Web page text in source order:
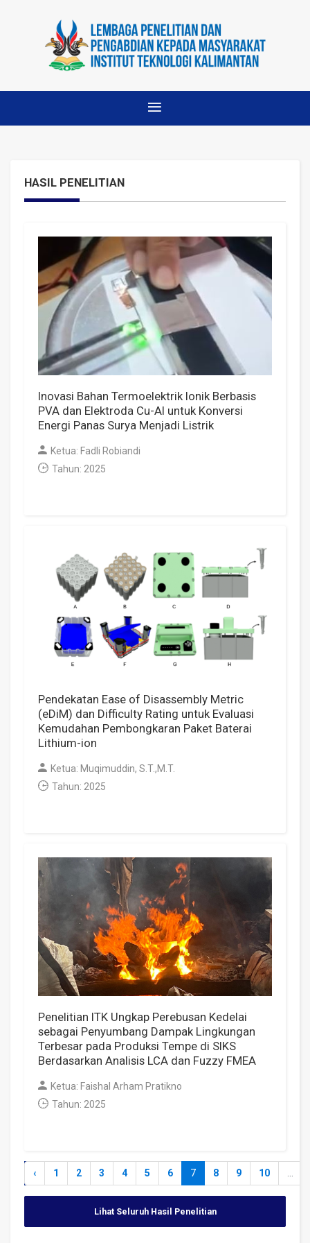
HASIL PENELITIAN
Inovasi Bahan Termoelektrik Ionik Berbasis
PVA dan Elektroda Cu-Al untuk Konversi
Energi Panas Surya Menjadi Listrik
Ketua: Fadli Robiandi
Tahun: 2025
Pendekatan Ease of Disassembly Metric
(eDiM) dan Difficulty Rating untuk Evaluasi
Kemudahan Pembongkaran Paket Baterai
Lithium-ion
Ketua: Muqimuddin, S.T.,M.T.
Tahun: 2025
Penelitian ITK Ungkap Perebusan Kedelai
sebagai Penyumbang Dampak Lingkungan
Terbesar pada Produksi Tempe di SIKS
Berdasarkan Analisis LCA dan Fuzzy FMEA
Ketua: Faishal Arham Pratikno
Tahun: 2025
‹ 1 2 3 4 5 6 7 8 9 10
Lihat Seluruh Hasil Penelitian